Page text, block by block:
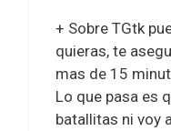
+ Sobre TGtk
quieras, te
mas de 15
Lo que pasa es
batallitas ni voy